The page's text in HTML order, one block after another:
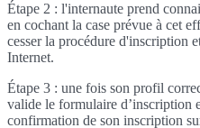
Étape 2 : l'internaute prend
en cochant la case prévue à cet
cesser la procédure d'inscription
Internet.
Étape 3 : une fois son profil
valide le formulaire d’inscription
confirmation de son inscription